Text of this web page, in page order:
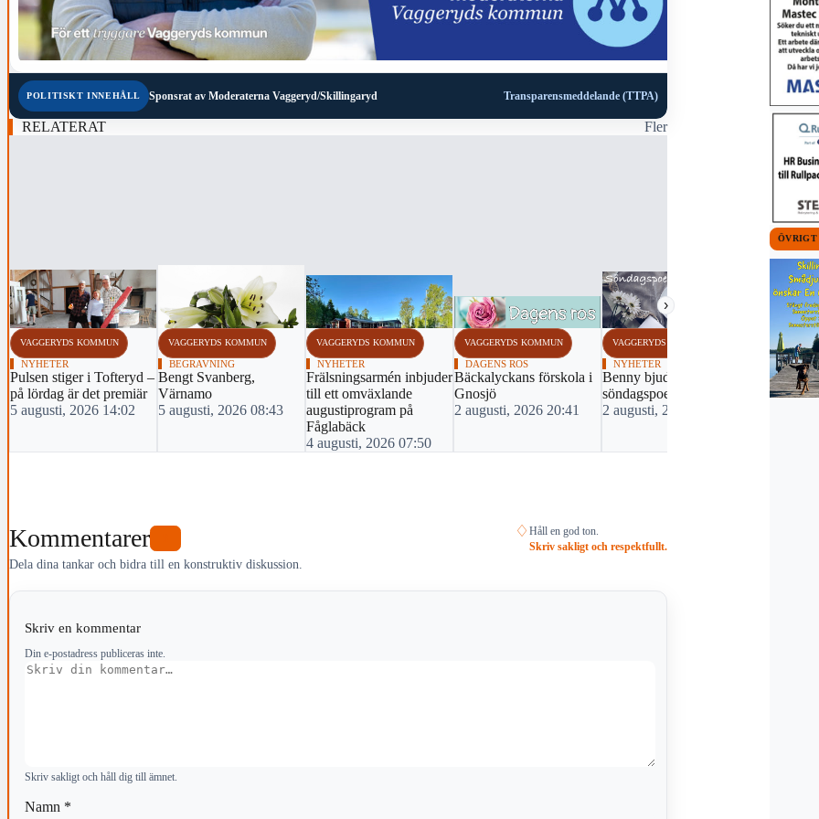
POLITISKT INNEHÅLL Sponsrat av Moderaterna Vaggeryd/Skillingaryd Transparensmeddelande (TTPA)
RELATERAT Fler
‹ ›
VAGGERYDS KOMMUN
NYHETER
Pulsen stiger i Tofteryd –
på lördag är det premiär
5 augusti, 2026 14:02
VAGGERYDS KOMMUN
BEGRAVNING
Bengt Svanberg,
Värnamo
5 augusti, 2026 08:43
VAGGERYDS KOMMUN
NYHETER
Frälsningsarmén inbjuder
till ett omväxlande
augustiprogram på
Fåglabäck
4 augusti, 2026 07:50
VAGGERYDS KOMMUN
DAGENS ROS
Bäckalyckans förskola i
Gnosjö
2 augusti, 2026 20:41
VAGGERYDS KOMMUN
NYHETER
Benny bjuder på
söndagspoesi
2 augusti, 2026 06:10
NYHETER
Bearbetar
nya
Kommentarer
Dela dina tankar och bidra till en konstruktiv diskussion.
♢ Håll en god ton.
Skriv sakligt och respektfullt.
Skriv en kommentar
Din e-postadress publiceras inte.
Kommentar
Skriv sakligt och håll dig till ämnet.
Namn *
ÖVRIGT